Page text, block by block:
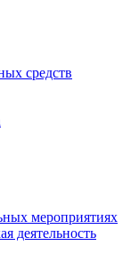
средств
мероприятиях
деятельность